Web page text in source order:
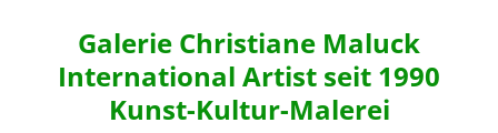
springenGalerie Christiane Maluck
International Artist seit 1990
Kunst-Kultur-Malerei